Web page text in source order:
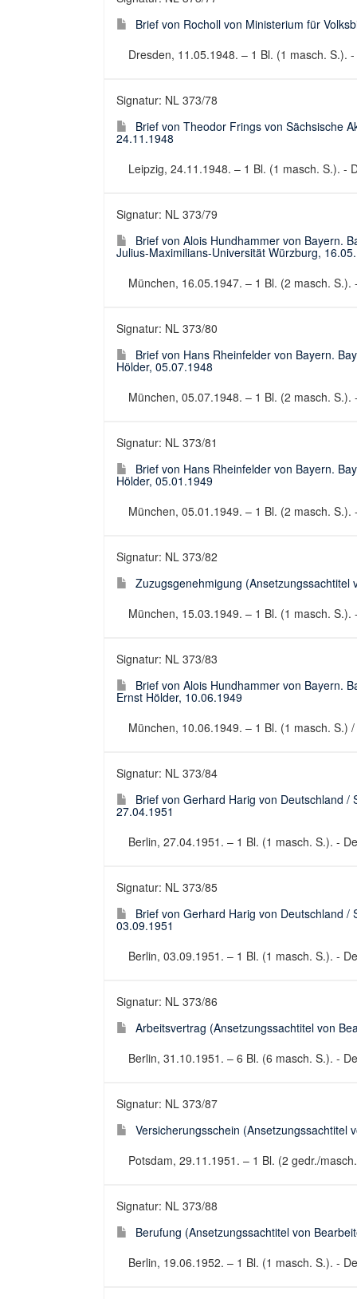
Brief von Rocholl von Ministerium für
Dresden, 11.05.1948. – 1 Bl. (1 masch. S.).
Signatur: NL 373/78
Brief von Theodor Frings von Sächsische
24.11.1948
Leipzig, 24.11.1948. – 1 Bl. (1 masch. S.). -
Signatur: NL 373/79
Brief von Alois Hundhammer von Bayern.
Julius-Maximilians-Universität Würzburg,
München, 16.05.1947. – 1 Bl. (2 masch.
Signatur: NL 373/80
Brief von Hans Rheinfelder von Bayern.
Hölder, 05.07.1948
München, 05.07.1948. – 1 Bl. (2 masch.
Signatur: NL 373/81
Brief von Hans Rheinfelder von Bayern.
Hölder, 05.01.1949
München, 05.01.1949. – 1 Bl. (2 masch.
Signatur: NL 373/82
Zuzugsgenehmigung (Ansetzungssachtitel
München, 15.03.1949. – 1 Bl. (1 masch.
Signatur: NL 373/83
Brief von Alois Hundhammer von Bayern.
Ernst Hölder, 10.06.1949
München, 10.06.1949. – 1 Bl. (1 masch. S.)
Signatur: NL 373/84
Brief von Gerhard Harig von Deutschland
27.04.1951
Berlin, 27.04.1951. – 1 Bl. (1 masch. S.). -
Signatur: NL 373/85
Brief von Gerhard Harig von Deutschland
03.09.1951
Berlin, 03.09.1951. – 1 Bl. (1 masch. S.). -
Signatur: NL 373/86
Arbeitsvertrag (Ansetzungssachtitel von
Berlin, 31.10.1951. – 6 Bl. (6 masch. S.). -
Signatur: NL 373/87
Versicherungsschein (Ansetzungssachtitel
Potsdam, 29.11.1951. – 1 Bl. (2 gedr./
Signatur: NL 373/88
Berufung (Ansetzungssachtitel von
Berlin, 19.06.1952. – 1 Bl. (1 masch. S.). -